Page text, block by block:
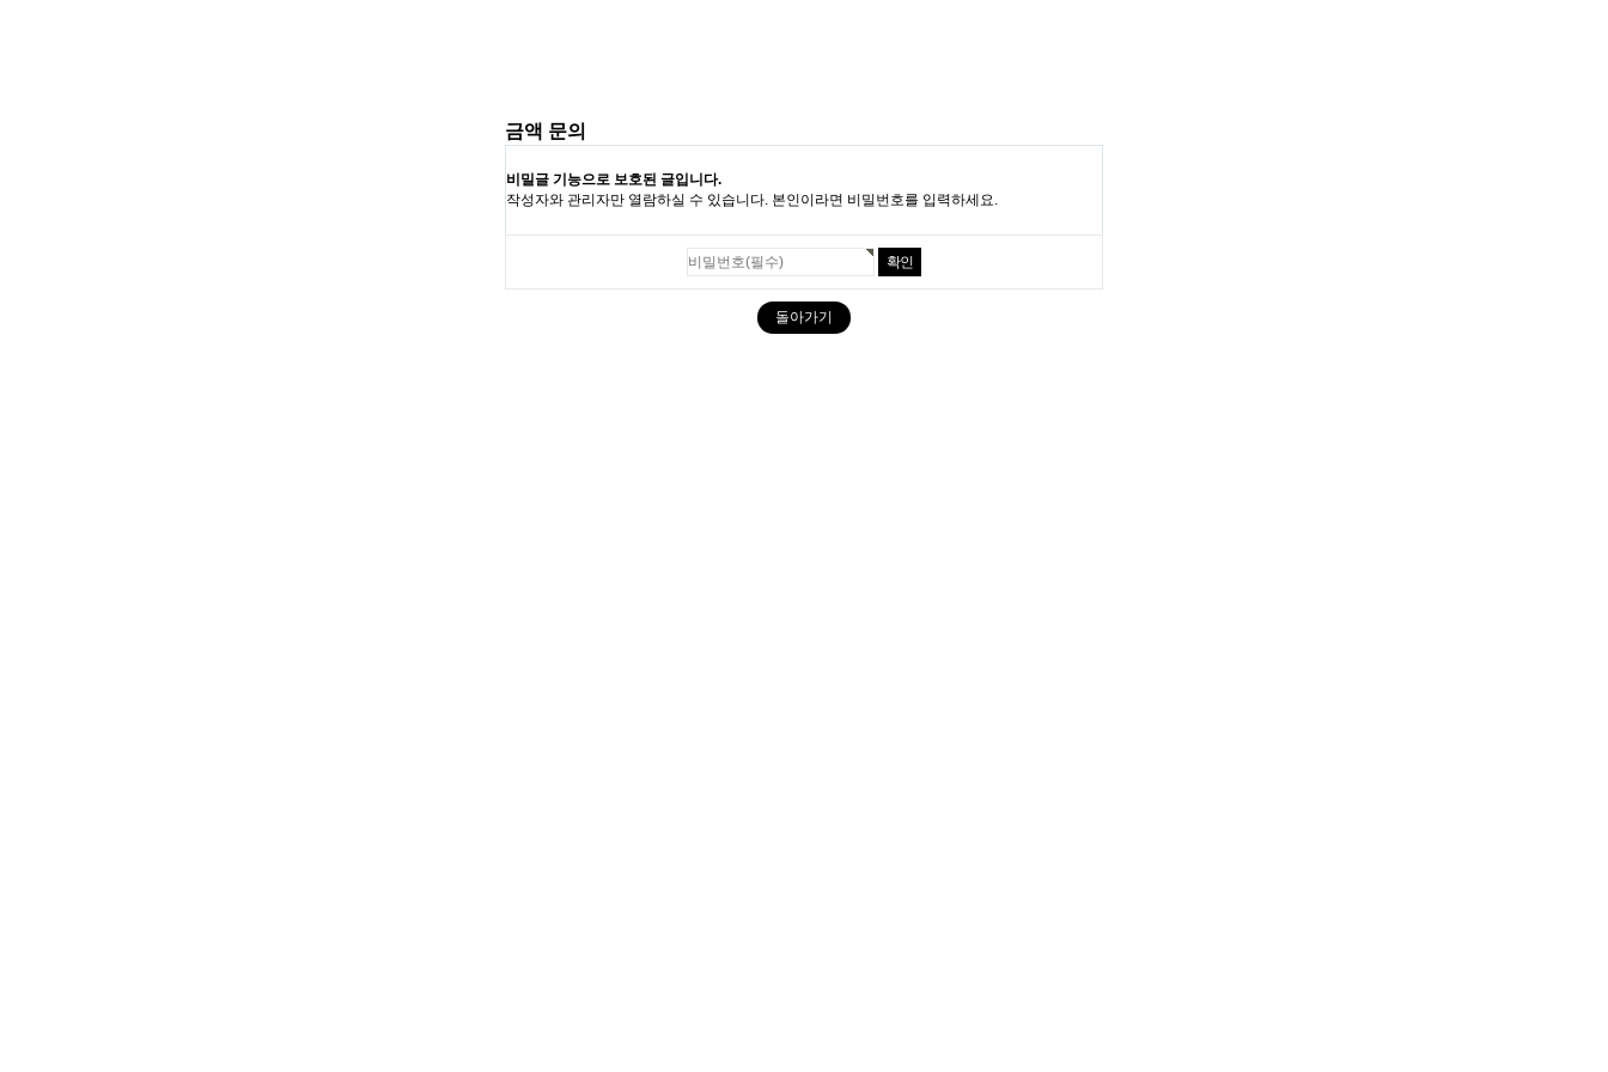
금액 문의
비밀글 기능으로 보호된 글입니다.
작성자와 관리자만 열람하실 수 있습니다. 본인이라면 비밀번호를 입력하세요.
돌아가기